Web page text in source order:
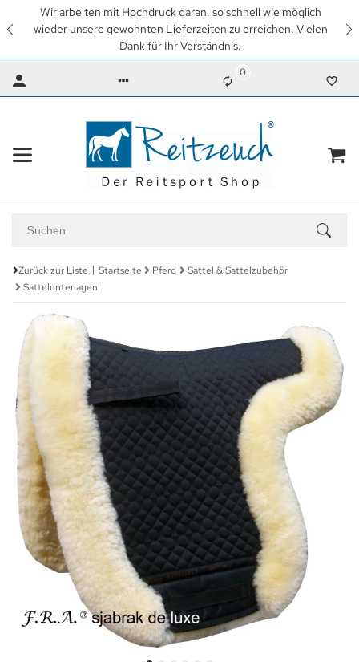
Wir arbeiten mit Hochdruck daran, so schnell wie möglich
wieder unsere gewohnten Lieferzeiten zu erreichen. Vielen
Dank für Ihr Verständnis.
0
Zurück zur Liste Startseite Pferd
Sattel & Sattelzubehör
Sattelunterlagen